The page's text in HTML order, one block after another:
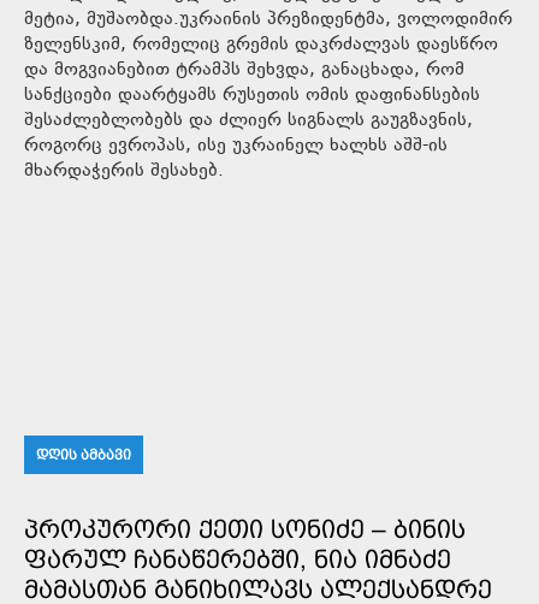
მეტია, მუშაობდა.უკრაინის პრეზიდენტმა, ვოლოდიმირ
ზელენსკიმ, რომელიც გრემის დაკრძალვას დაესწრო
და მოგვიანებით ტრამპს შეხვდა, განაცხადა, რომ
სანქციები დაარტყამს რუსეთის ომის დაფინანსების
შესაძლებლობებს და ძლიერ სიგნალს გაუგზავნის,
როგორც ევროპას, ისე უკრაინელ ხალხს აშშ-ის
მხარდაჭერის შესახებ.
ᲓᲦᲘᲡ ᲐᲛᲑᲐᲕᲘ
ᲞᲠᲝᲙᲣᲠᲝᲠᲘ ᲥᲔᲗᲘ ᲡᲝᲜᲘᲫᲔ – ᲑᲘᲜᲘᲡ
ᲤᲐᲠᲣᲚ ᲩᲐᲜᲐᲬᲔᲠᲔᲑᲨᲘ, ᲜᲘᲐ ᲘᲛᲜᲐᲫᲔ
ᲛᲐᲛᲐᲡᲗᲐᲜ ᲒᲐᲜᲘᲮᲘᲚᲐᲕᲡ ᲐᲚᲔᲥᲡᲐᲜᲓᲠᲔ